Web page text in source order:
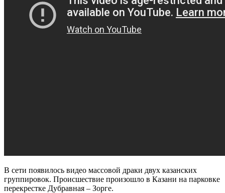
В сети появилось видео массовой драки двух казанских
группировок. Происшествие произошло в Казани на парковке
перекрестке Дубравная – Зорге.